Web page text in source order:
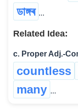
ডাঙ্গৰ ...
Related Idea:
c. Proper Adj.-
countless
many ...